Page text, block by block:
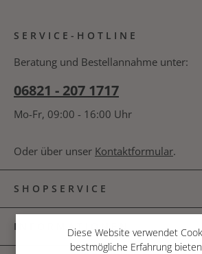
Kenntnis genommen und die
Bitte geben Sie das Ergebnis der
nachfolgende Textfeld ein. *
SERVICE-HOTLINE
Beratung und Bestellannahme unter:
06821 - 207 1717
Mo-Fr, 09:00 - 16:00 Uhr
Oder über unser Kontaktformular.
SHOPSERVICE
INFORMATIONENDiese Website verwendet
bestmögliche Erfahrung